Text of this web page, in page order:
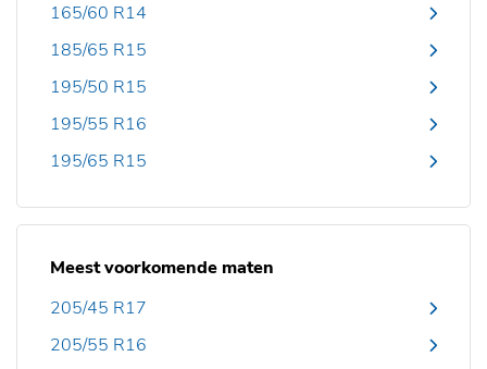
165/60 R14
185/65 R15
195/50 R15
195/55 R16
195/65 R15
Meest voorkomende maten
205/45 R17
205/55 R16